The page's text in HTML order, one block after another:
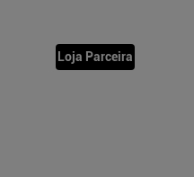
Loja Parceira
retinol